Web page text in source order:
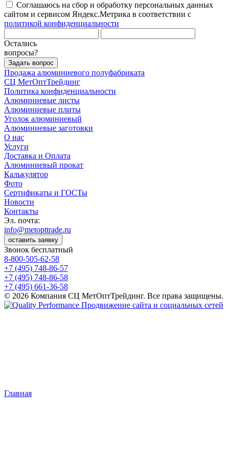
Соглашаюсь на сбор и обработку персональных данных
сайтом и сервисом Яндекс.Метрика в соответствии с
политикой конфиденциальности
Остались
вопросы?
Задать вопрос
Продажа алюминиевого полуфабриката
СЦ МетОптТрейдинг
Политика конфиденциальности
Алюминиевые листы
Алюминиевые плиты
Уголок алюминиевый
Алюминиевые заготовки
О нас
Услуги
Доставка и Оплата
Алюминиевый прокат
Калькулятор
Фото
Сертификаты и ГОСТы
Новости
Контакты
Эл. почта:
info@metopttrade.ru
оставить заявку
Звонок бесплатный
8-800-505-62-58
+7 (495) 748-86-57
+7 (495) 748-86-58
+7 (495) 661-36-58
© 2026 Компания СЦ МетОптТрейдинг. Все права защищены.
Продвижение сайта и социальных сетей
Главная